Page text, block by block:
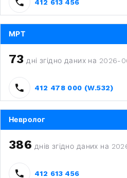
412 613 456
МРТ
73 дні згідно даних на 2026-
412 478 000 (W.532)
Невролог
386 днів згідно даних на
412 613 456